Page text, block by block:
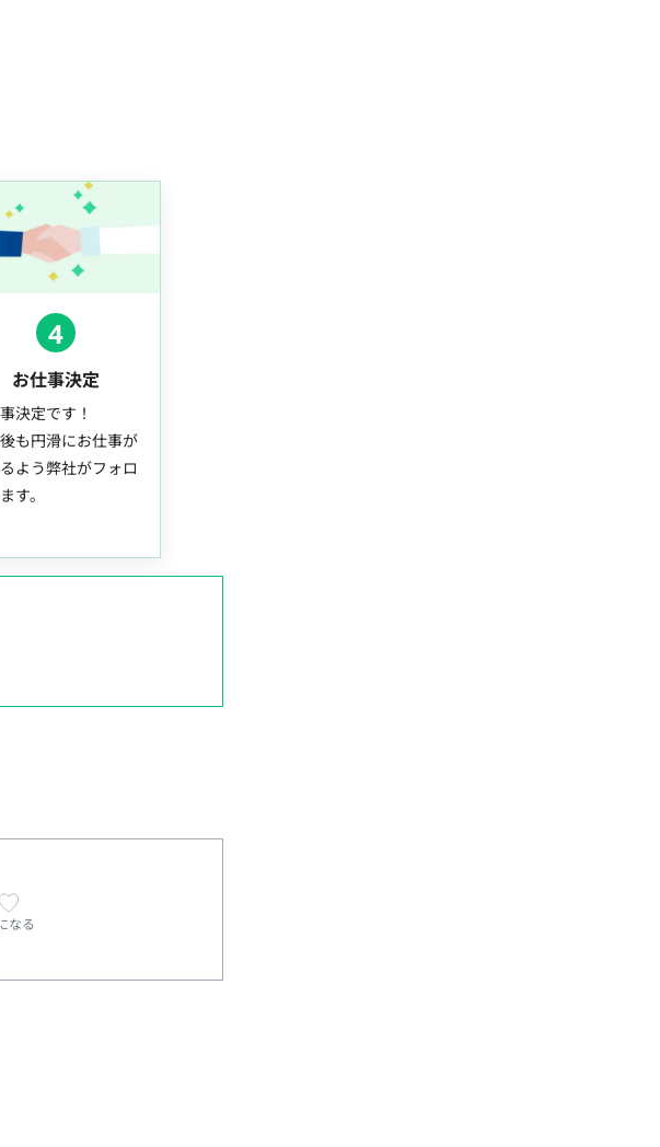
4
お仕事決定
決定です！
も円滑にお仕事が
よう弊社がフォロ
す。
なる